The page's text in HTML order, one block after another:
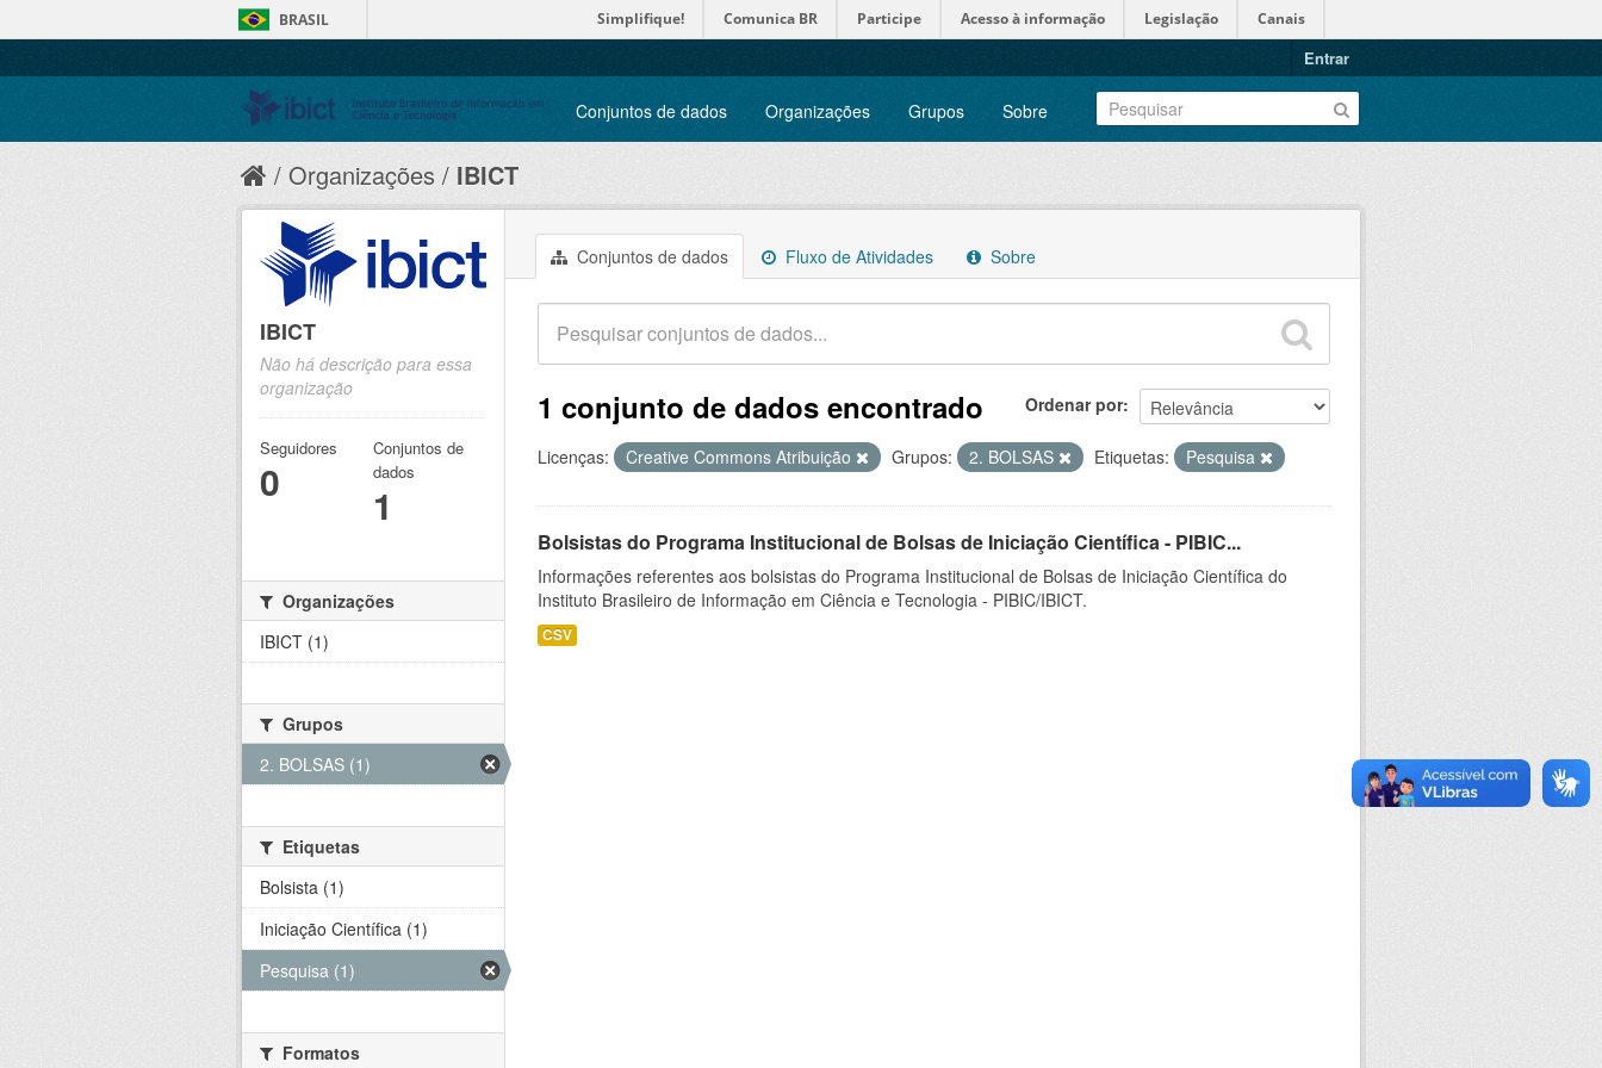
BRASIL Simplifique! Comunica BR Participe Acesso à informação Legislação Canais
Entrar
Conjuntos de dados Organizações Grupos Sobre
Organizações IBICT
Conjuntos de dados Fluxo de Atividades Sobre
Ordenar por
1 conjunto de dados encontrado
Licenças: Creative Commons Atribuição Grupos: 2. BOLSAS Etiquetas: Pesquisa
Bolsistas do Programa Institucional de Bolsas de Iniciação Científica - PIBIC...
Informações referentes aos bolsistas do Programa Institucional de Bolsas de Iniciação Científica do
Instituto Brasileiro de Informação em Ciência e Tecnologia - PIBIC/IBICT.
CSV
IBICT
Não há descrição para essa
organização
Seguidores
0
Conjuntos de
dados
1
Organizações
IBICT (1)
Grupos
2. BOLSAS (1)
Etiquetas
Bolsista (1)
Iniciação Científica (1)
Pesquisa (1)
Formatos